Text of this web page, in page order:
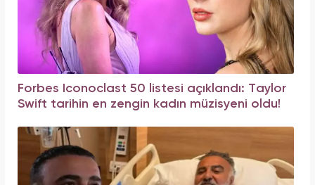
Forbes Iconoclast 50 listesi açıklandı: Taylor
Swift tarihin en zengin kadın müzisyeni oldu!